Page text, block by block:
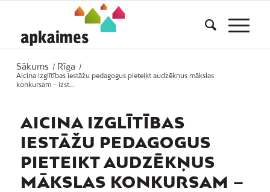
Sākums / Rīga
/
Aicina izglītības iestāžu pedagogus pieteikt audzēkņus mākslas
konkursam – izst...
AICINA IZGLĪTĪBAS
IESTĀŽU PEDAGOGUS
PIETEIKT AUDZĒKŅUS
MĀKSLAS KONKURSAM –